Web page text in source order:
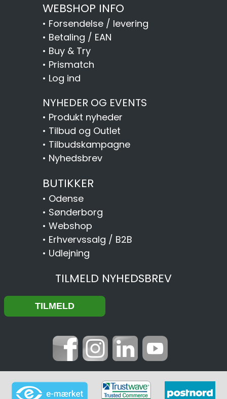
WEBSHOP INFO
• Forsendelse / levering
• Betaling / EAN
• Buy & Try
• Prismatch
• Log ind
NYHEDER OG EVENTS
• Produkt nyheder
• Tilbud og Outlet
• Tilbudskampagne
• Nyhedsbrev
BUTIKKER
• Odense
• Sønderborg
• Webshop
• Erhvervssalg / B2B
• Udlejning
TILMELD NYHEDSBREV